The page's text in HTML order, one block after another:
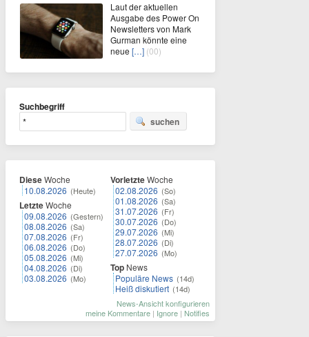
Laut der aktuellen
Ausgabe des Power On
Newsletters von Mark
Gurman könnte eine
neue […] (00)
Suchbegriff
suchen
DieseWoche
10.08.2026 (Heute)
LetzteWoche
09.08.2026 (Gestern)
08.08.2026 (Sa)
07.08.2026 (Fr)
06.08.2026 (Do)
05.08.2026 (Mi)
04.08.2026 (Di)
03.08.2026 (Mo)
VorletzteWoche
02.08.2026 (So)
01.08.2026 (Sa)
31.07.2026 (Fr)
30.07.2026 (Do)
29.07.2026 (Mi)
28.07.2026 (Di)
27.07.2026 (Mo)
Top News
Populäre News (14d)
Heiß diskutiert (14d)
News-Ansicht konfigurieren
meine Kommentare | Ignore | Notifies